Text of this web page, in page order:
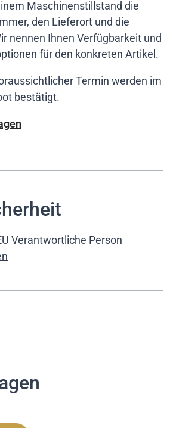
Maschinenstillstand die
den Lieferort und die
nennen Ihnen Verfügbarkeit und
für den konkreten Artikel.
Termin werden im
bestätigt.
Verantwortliche Person